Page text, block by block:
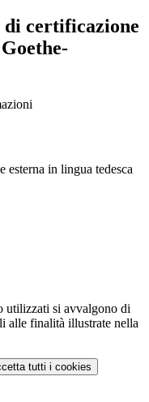
di certificazione
esterna in lingua tedesca
utilizzati si avvalgono di
alle finalità illustrate nella
tutti i cookies